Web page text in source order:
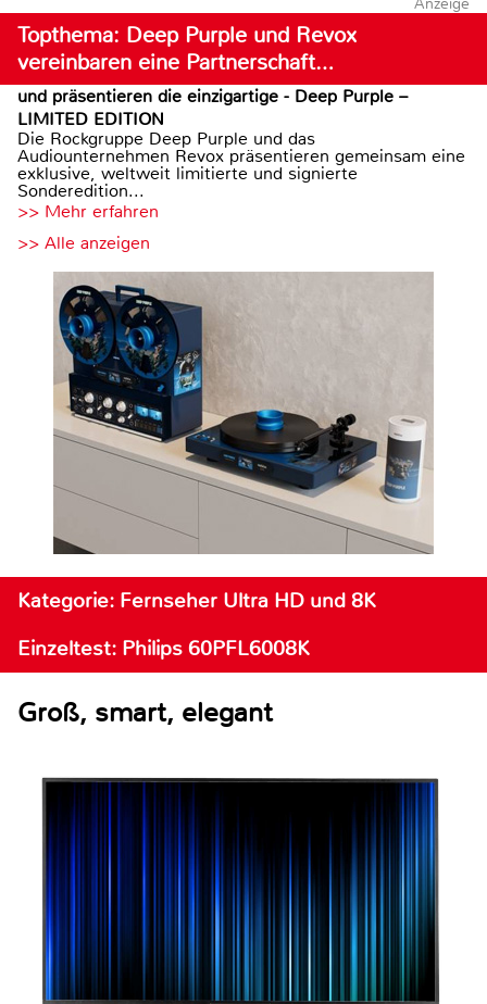
Topthema: Deep Purple und Revox
vereinbaren eine Partnerschaft…
und präsentieren die einzigartige - Deep Purple –
LIMITED EDITION
Die Rockgruppe Deep Purple und das
Audiounternehmen Revox präsentieren gemeinsam eine
exklusive, weltweit limitierte und signierte
Sonderedition...
>> Mehr erfahren
>> Alle anzeigen
Kategorie: Fernseher Ultra HD und 8K
Einzeltest: Philips 60PFL6008K
Groß, smart, elegant